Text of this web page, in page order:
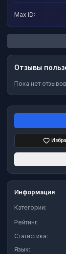
Max ID:
Отзывы
Пока нет
Информация
Категории:
Рейтинг:
Статистика:
Язык: